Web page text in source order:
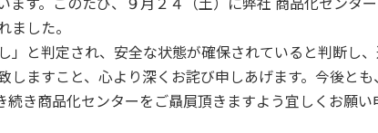
ます。このたび、９月２４（土）に弊社 商品化センタ
ました。
と判定され、安全な状態が確保されていると判断し、
ますこと、心より深くお詫び申しあげます。今後とも
き商品化センターをご贔屓頂きますよう宜しくお願い